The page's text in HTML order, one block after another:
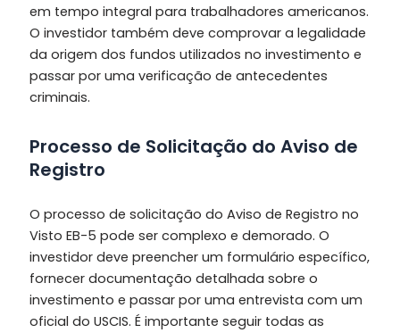
em tempo integral para trabalhadores americanos.
O investidor também deve comprovar a legalidade
da origem dos fundos utilizados no investimento e
passar por uma verificação de antecedentes
criminais.
Processo de Solicitação do Aviso de
Registro
O processo de solicitação do Aviso de Registro no
Visto EB-5 pode ser complexo e demorado. O
investidor deve preencher um formulário específico,
fornecer documentação detalhada sobre o
investimento e passar por uma entrevista com um
oficial do USCIS. É importante seguir todas as